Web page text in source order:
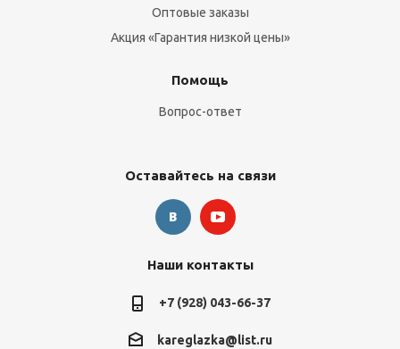
Оптовые заказы
Акция «Гарантия низкой цены»
Помощь
Вопрос-ответ
Оставайтесь на связи
Наши контакты
+7 (928) 043-66-37
kareglazka@list.ru